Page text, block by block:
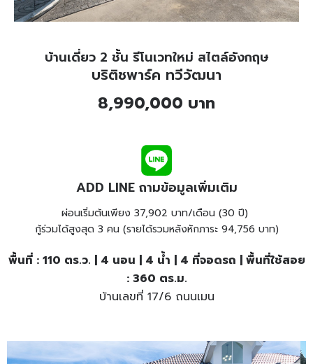
บ้านเดี่ยว 2 ชั้น รีโนเวทใหม่ สไตล์อังกฤษ
บริติชพาร์ค ทวีวัฒนา
8,990,000 บาท
ADD LINE ถามข้อมูลเพิ่มเติม
ผ่อนเริ่มต้นเพียง 37,902 บาท/เดือน (30 ปี)
กู้ร่วมได้สูงสุด 3 คน (รายได้รวมหลังหักภาระ 94,756 บาท)
พื้นที่ : 110 ตร.ว. | 4 นอน | 4 น้ำ | 4 ที่จอดรถ | พื้นที่ใช้สอย
: 360 ตร.ม.
บ้านเลขที่ 17/6 ถนนเมน